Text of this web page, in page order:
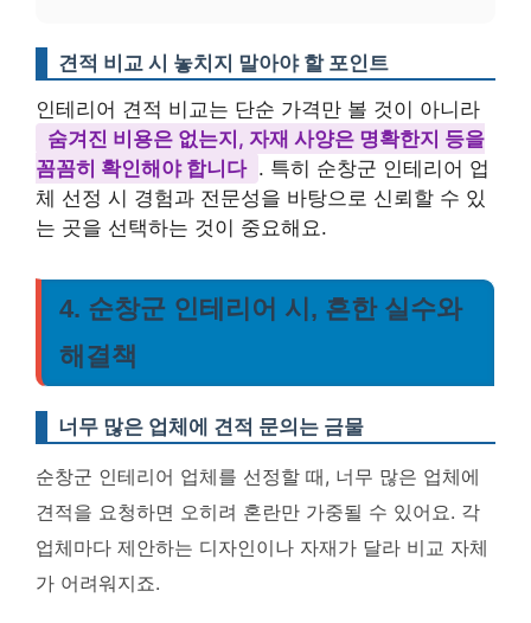
견적 비교 시 놓치지 말아야 할 포인트
인테리어 견적 비교는 단순 가격만 볼 것이 아니라
숨겨진 비용은 없는지, 자재 사양은 명확한지 등을
꼼꼼히 확인해야 합니다 . 특히 순창군 인테리어 업
체 선정 시 경험과 전문성을 바탕으로 신뢰할 수 있
는 곳을 선택하는 것이 중요해요.
4. 순창군 인테리어 시, 흔한 실수와
해결책
너무 많은 업체에 견적 문의는 금물
순창군 인테리어 업체를 선정할 때, 너무 많은 업체에
견적을 요청하면 오히려 혼란만 가중될 수 있어요. 각
업체마다 제안하는 디자인이나 자재가 달라 비교 자체
가 어려워지죠.